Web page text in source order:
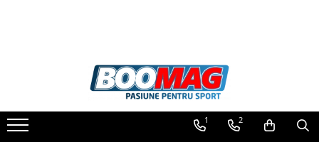
Biciclete copii
1 2